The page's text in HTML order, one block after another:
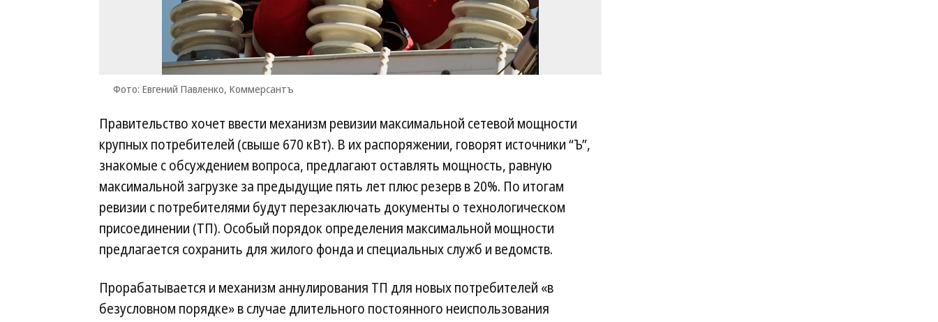
Фото: Евгений Павленко, Коммерсантъ
Правительство хочет ввести механизм ревизии максимальной сетевой мощности
крупных потребителей (свыше 670 кВт). В их распоряжении, говорят источники “Ъ”,
знакомые с обсуждением вопроса, предлагают оставлять мощность, равную
максимальной загрузке за предыдущие пять лет плюс резерв в 20%. По итогам
ревизии с потребителями будут перезаключать документы о технологическом
присоединении (ТП). Особый порядок определения максимальной мощности
предлагается сохранить для жилого фонда и специальных служб и ведомств.
Прорабатывается и механизм аннулирования ТП для новых потребителей «в
безусловном порядке» в случае длительного постоянного неиспользования